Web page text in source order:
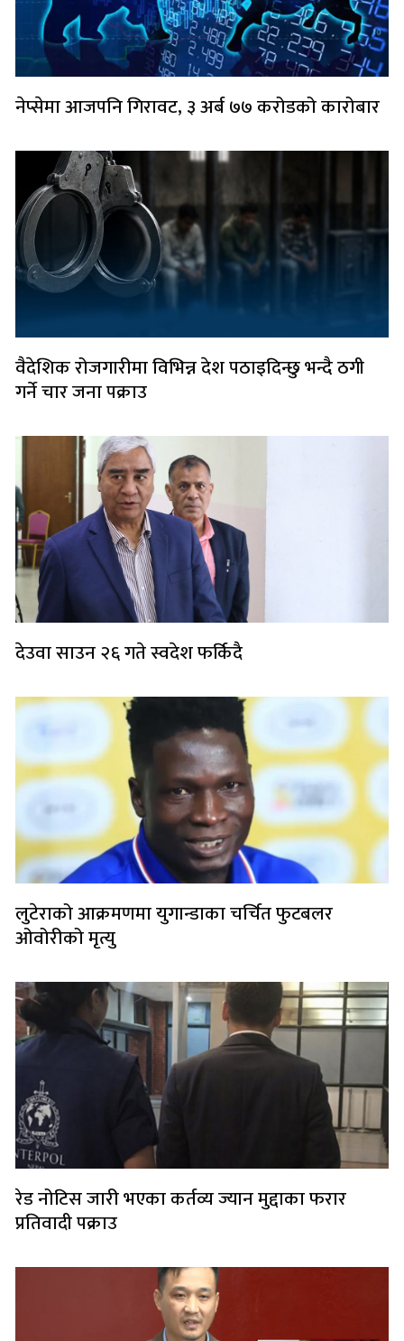
नेप्सेमा आजपनि गिरावट, ३ अर्ब ७७ करोडको कारोबार
वैदेशिक रोजगारीमा विभिन्न देश पठाइदिन्छु भन्दै ठगी
गर्ने चार जना पक्राउ
देउवा साउन २६ गते स्वदेश फर्किदै
लुटेराको आक्रमणमा युगान्डाका चर्चित फुटबलर
ओवोरीको मृत्यु
रेड नोटिस जारी भएका कर्तव्य ज्यान मुद्दाका फरार
प्रतिवादी पक्राउ